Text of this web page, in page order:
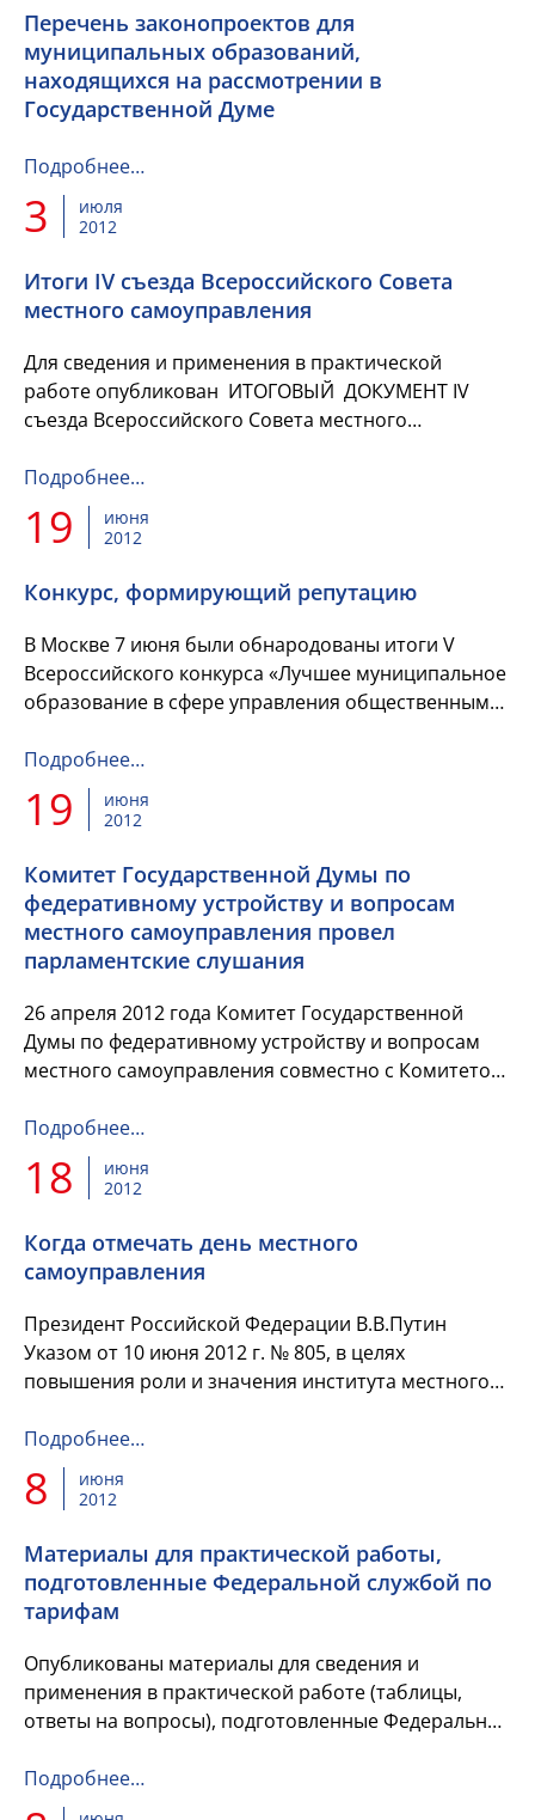
Перечень законопроектов для
муниципальных образований,
находящихся на рассмотрении в
Государственной Думе
Подробнее…
3
июля
2012
Итоги IV съезда Всероссийского Совета
местного самоуправления
Для сведения и применения в практической
работе опубликован ИТОГОВЫЙ ДОКУМЕНТ IV
съезда Всероссийского Совета местного
Подробнее…
19
июня
2012
Конкурс, формирующий репутацию
В Москве 7 июня были обнародованы итоги V
Всероссийского конкурса «Лучшее муниципальное
образование в сфере управления общественными
приурочена конференци...
Подробнее…
19
июня
2012
Комитет Государственной Думы по
федеративному устройству и вопросам
местного самоуправления провел
парламентские слушания
26 апреля 2012 года Комитет Государственной
Думы по федеративному устройству и вопросам
местного самоуправления совместно с Комитетом
политике...
Подробнее…
18
июня
2012
Когда отмечать день местного
самоуправления
Президент Российской Федерации В.В.Путин
Указом от 10 июня 2012 г. № 805, в целях
повышения роли и значения института местного
гражданского общества постановил: У...
Подробнее…
8
июня
2012
Материалы для практической работы,
подготовленные Федеральной службой по
тарифам
Опубликованы материалы для сведения и
применения в практической работе (таблицы,
ответы на вопросы), подготовленные Федеральной
заседании Государственной Думы, к...
Подробнее…